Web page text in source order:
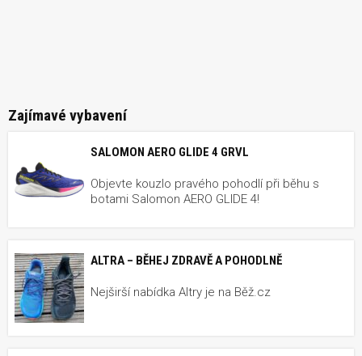
Zajímavé vybavení
SALOMON AERO GLIDE 4 GRVL
Objevte kouzlo pravého pohodlí při běhu s
botami Salomon AERO GLIDE 4!
ALTRA – BĚHEJ ZDRAVĚ A POHODLNĚ
Nejširší nabídka Altry je na Běž.cz